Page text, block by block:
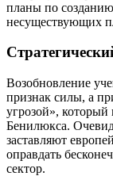
планы по
несуществующих
Возобновление
признак силы, а
угрозой», который
Бенилюкса.
заставляют
оправдать
сектор.